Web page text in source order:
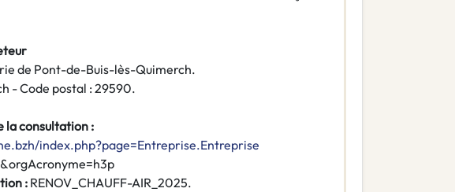
de Pont-de-Buis-lès-Quimerch.
- Code postal : 29590.
la consultation :
index.php?page=Entreprise.Entreprise
:RENOV_CHAUFF-AIR_2025.